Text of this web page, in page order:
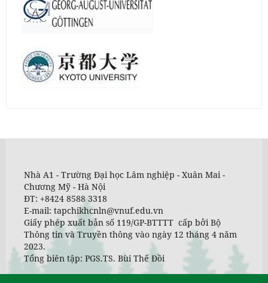
Nhà A1 - Trường Đại học Lâm nghiệp - Xuân Mai -
Chương Mỹ - Hà Nội
ĐT: +8424 8588 3318
E-mail: tapchikhcnln@vnuf.edu.vn
Giấy phép xuất bản số 119/GP-BTTTT cấp bởi Bộ
Thông tin và Truyền thông vào ngày 12 tháng 4 năm
2023.
Tổng biên tập: PGS.TS. Bùi Thế Đồi